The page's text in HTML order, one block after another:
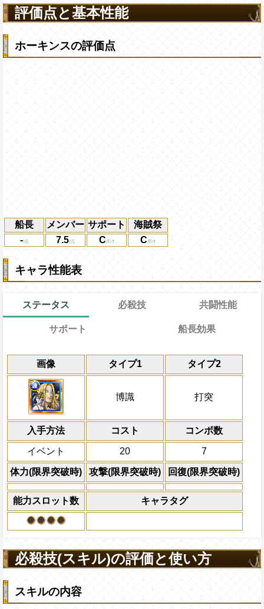
評価点と基本性能
ホーキンスの評価点
船長 メンバー サポート
海賊祭
-
7.5 C C
キャラ性能表
ステータス
画像 タイプ1 タイプ2
博識 打突
入手方法 コスト コンボ数
イベント 20 7
体力(限界突破時) 攻撃(限界突破時) 回復(限界突破時)
能力スロット数 キャラタグ
必殺技
通常 24→17ターン
限界突破
通常時
敵全体のHPを10%減らし、3ターンの間
上限突破
共闘性能
共闘性能
船長効果
冒険開始時の必殺タ
キャラの攻撃を
にし、他の属性キャ
必殺技
ターン数：11
敵全体の攻撃を3タ
全体にかかっている
ン減らす
アクション
2ターンの間敵全体の
を30%下げ、打突タ
げる
サポート
効果
自分の基礎回復力の9%をサポート対象キ
力に上乗せする
ドレーク ウルージ
船長効果
通常時
博識タイプキャラの攻撃を2倍にし、一味
増加量を1.5倍にする
必殺技(スキル)の評価と使い方
スキルの内容